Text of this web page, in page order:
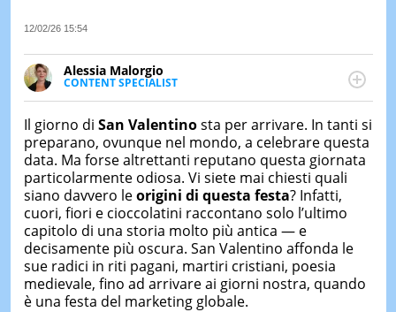
DI
IERI
12/02/26 15:54
Alessia Malorgio
CONTENT SPECIALIST
Ha conseguito un Master in Marketing Management
occupa della creazione di contenuti in ottica SEO e
dello sviluppo di strategie marketing attraverso
canali digitali.
Il giorno di San Valentinosta per arrivare. In tanti si
preparano, ovunque nel mondo, a celebrare questa
data. Ma forse altrettanti reputano questa giornata
particolarmente odiosa. Vi siete mai chiesti quali
siano davvero leorigini di questa festa? Infatti,
cuori, fiori e cioccolatini raccontano solo l’ultimo
capitolo di una storia molto più antica — e
decisamente più oscura. San Valentino affonda le
sue radici in riti pagani, martiri cristiani, poesia
medievale, fino ad arrivare ai giorni nostra, quando
è una festa del marketing globale.